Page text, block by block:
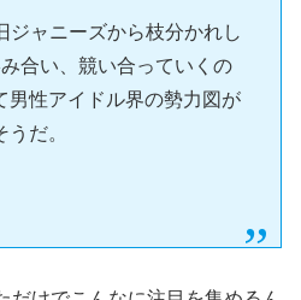
ジャニーズから枝分かれし
合い、競い合っていくの
男性アイドル界の勢力図が
だ。